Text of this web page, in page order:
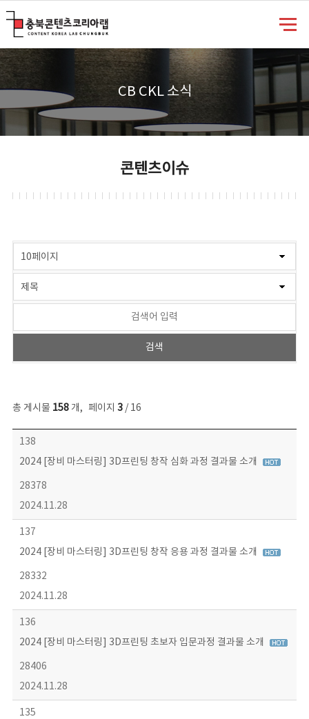
CB CKL 소식
콘텐츠이슈
총 게시물 158개, 페이지 3/ 16
콘텐츠이슈 목록 - 번호, 제목, 작성자, 파일, 조회수, 작성일 정보 제공
138
2024 [장비 마스터링] 3D프린팅 창작 심화 과정 결과물 소개
28378
2024.11.28
137
2024 [장비 마스터링] 3D프린팅 창작 응용 과정 결과물 소개
28332
2024.11.28
136
2024 [장비 마스터링] 3D프린팅 초보자 입문과정 결과물 소개
28406
2024.11.28
135